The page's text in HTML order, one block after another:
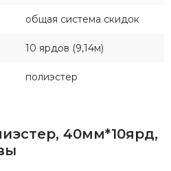
общая система скидок
10 ярдов (9,14м)
полиэстер
40мм*10ярд,